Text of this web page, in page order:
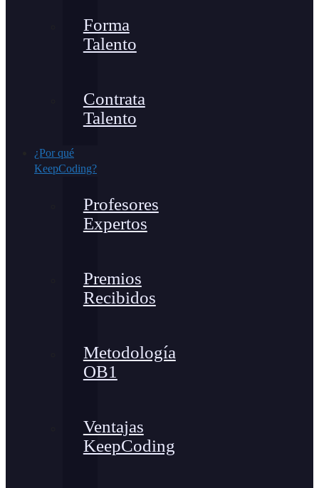
Forma
Talento
Contrata
Talento
¿Por qué
KeepCoding?
Profesores
Expertos
Premios
Recibidos
Metodología
OB1
Ventajas
KeepCoding